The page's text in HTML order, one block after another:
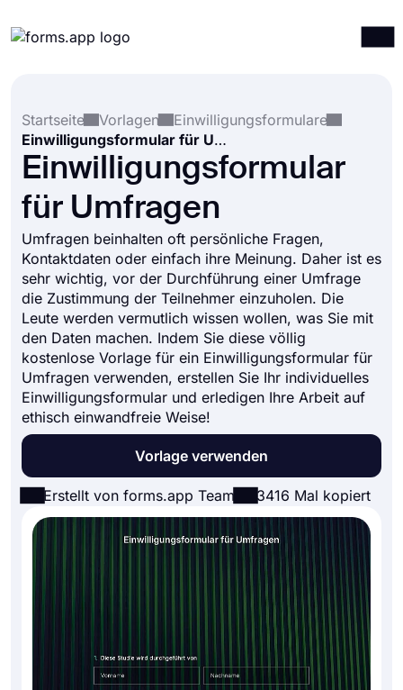
Integrationen
Vorlagen
Ressourcen
Startseite
Vorlagen
Einwilligungsformulare
Einwilligungsformular für Umfragen
Einwilligungsformular
für Umfragen
Umfragen beinhalten oft persönliche Fragen,
Kontaktdaten oder einfach ihre Meinung. Daher ist es
sehr wichtig, vor der Durchführung einer Umfrage
die Zustimmung der Teilnehmer einzuholen. Die
Leute werden vermutlich wissen wollen, was Sie mit
den Daten machen. Indem Sie diese völlig
kostenlose Vorlage für ein Einwilligungsformular für
Umfragen verwenden, erstellen Sie Ihr individuelles
Einwilligungsformular und erledigen Ihre Arbeit auf
ethisch einwandfreie Weise!
Vorlage verwenden
Erstellt von forms.app Team 3416 Mal kopiert